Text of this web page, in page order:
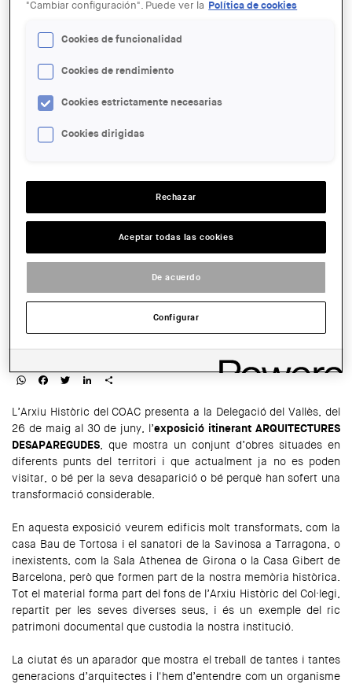
26 MAY - 30 JUN
Exposició: "Arquitectures
desaparegudes"
ENTIDAD ORGANIZADORA:
LUGAR:
De dilluns a divendres de 8:30 a 14:30 h
WhatsAppFacebookTwitterLinkedIn
L’Arxiu Històric del COAC presenta a la Delegació del Vallès, del
26 de maig al 30 de juny, l’exposició itinerant ARQUITECTURES
DESAPAREGUDES , que mostra un conjunt d’obres situades en
diferents punts del territori i que actualment ja no es poden
visitar, o bé per la seva desaparició o bé perquè han sofert una
transformació considerable.
En aquesta exposició veurem edificis molt transformats, com la
casa Bau de Tortosa i el sanatori de la Savinosa a Tarragona, o
inexistents, com la Sala Athenea de Girona o la Casa Gibert de
Barcelona, però que formen part de la nostra memòria històrica.
Tot el material forma part del fons de l’Arxiu Històric del Col·legi,
repartit per les seves diverses seus, i és un exemple del ric
patrimoni documental que custodia la nostra institució.
La ciutat és un aparador que mostra el treball de tantes i tantes
generacions d’arquitectes i l'hem d’entendre com un organisme
"Cambiar configuración". Puede ver la Política de cookies
Cookies de funcionalidad
Cookies de rendimiento
Cookies estrictamente necesarias
Cookies dirigidas
Rechazar
Aceptar todas las cookies
De acuerdo
Configurar